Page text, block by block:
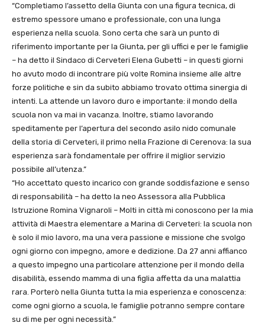
“Completiamo l’assetto della Giunta con una figura tecnica, di
estremo spessore umano e professionale, con una lunga
esperienza nella scuola. Sono certa che sarà un punto di
riferimento importante per la Giunta, per gli uffici e per le famiglie
– ha detto il Sindaco di Cerveteri Elena Gubetti – in questi giorni
ho avuto modo di incontrare più volte Romina insieme alle altre
forze politiche e sin da subito abbiamo trovato ottima sinergia di
intenti. La attende un lavoro duro e importante: il mondo della
scuola non va mai in vacanza. Inoltre, stiamo lavorando
speditamente per l’apertura del secondo asilo nido comunale
della storia di Cerveteri, il primo nella Frazione di Cerenova: la sua
esperienza sarà fondamentale per offrire il miglior servizio
possibile all’utenza.”
“Ho accettato questo incarico con grande soddisfazione e senso
di responsabilità – ha detto la neo Assessora alla Pubblica
Istruzione Romina Vignaroli – Molti in città mi conoscono per la mia
attività di Maestra elementare a Marina di Cerveteri: la scuola non
è solo il mio lavoro, ma una vera passione e missione che svolgo
ogni giorno con impegno, amore e dedizione. Da 27 anni affianco
a questo impegno una particolare attenzione per il mondo della
disabilità, essendo mamma di una figlia affetta da una malattia
rara. Porterò nella Giunta tutta la mia esperienza e conoscenza:
come ogni giorno a scuola, le famiglie potranno sempre contare
su di me per ogni necessità.”